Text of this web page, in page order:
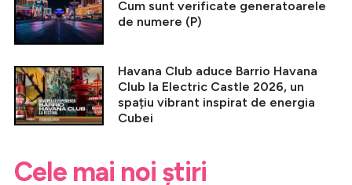
Cum sunt verificate generatoarele
de numere (P)
Havana Club aduce Barrio Havana
Club la Electric Castle 2026, un
spațiu vibrant inspirat de energia
Cubei
Cele mai noi știri